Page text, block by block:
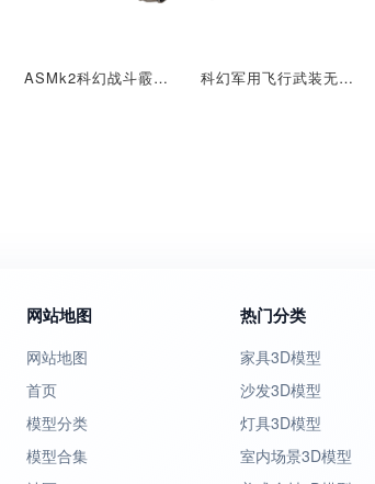
ASMk2科幻战斗霰弹枪 科幻军用飞行武装无人直升机
网站地图
网站地图
首页
模型分类
模型合集
热门分类
家具3D模型
沙发3D模型
灯具3D模型
室内场景3D模型